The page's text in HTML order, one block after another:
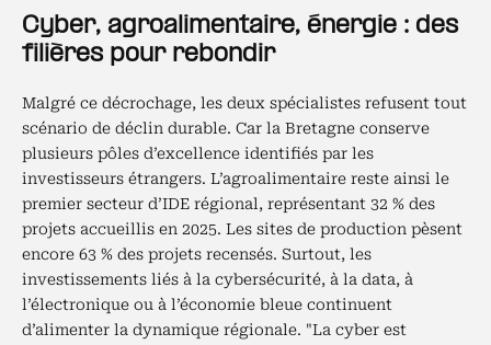
Cyber, agroalimentaire, énergie : des
filières pour rebondir
Malgré ce décrochage, les deux spécialistes refusent tout
scénario de déclin durable. Car la Bretagne conserve
plusieurs pôles d’excellence identifiés par les
investisseurs étrangers. L’agroalimentaire reste ainsi le
premier secteur d’IDE régional, représentant 32 % des
projets accueillis en 2025. Les sites de production pèsent
encore 63 % des projets recensés. Surtout, les
investissements liés à la cybersécurité, à la data, à
l’électronique ou à l’économie bleue continuent
d’alimenter la dynamique régionale. "La cyber est